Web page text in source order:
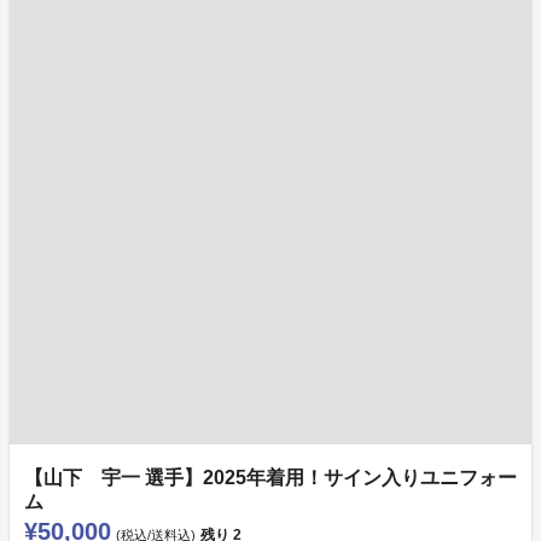
【山下 宇一 選手】2025年着用！サイン入りユニフォー
ム
¥50,000 (税込/送料込) 残り 2